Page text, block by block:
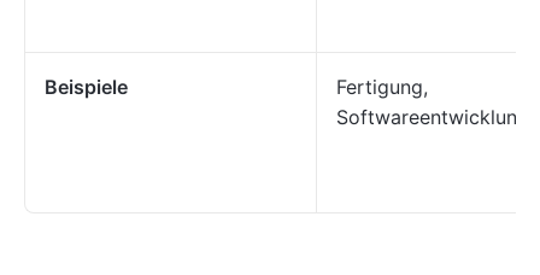
Beispiele
Fertigung,
Softwareentwicklung